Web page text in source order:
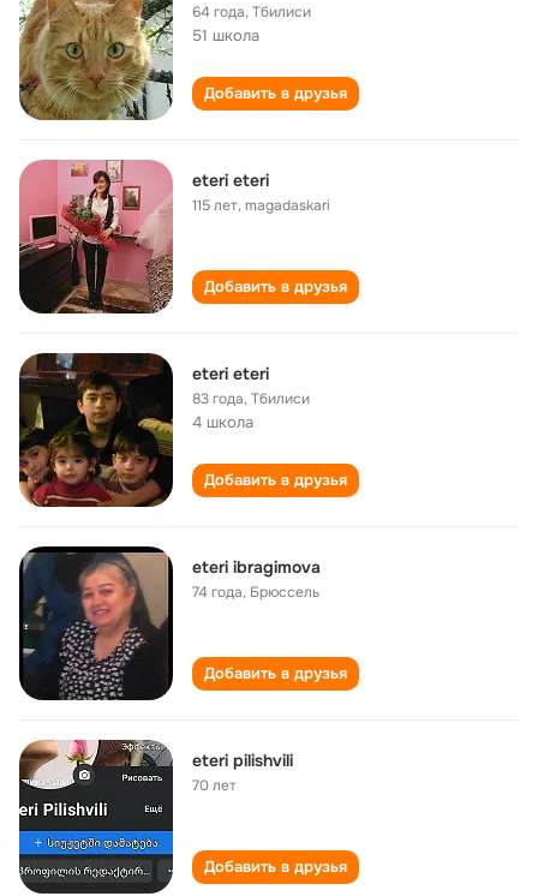
64 года,Тбилиси
51 школа
Добавить в друзья
eteri eteri
115 лет,magadaskari
Добавить в друзья
eteri eteri
83 года,Тбилиси
4 школа
Добавить в друзья
eteri ibragimova
74 года, Брюссель
Добавить в друзья
eteri pilishvili
70 лет
Добавить в друзья